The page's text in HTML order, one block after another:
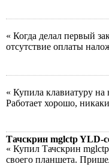
« Когда делал первый
отсутствие оплаты
« Купила клавиатуру на
Работает хорошо,
Тачскрин mglctp YLD-
« Купил Тачскрин
своего планшета.